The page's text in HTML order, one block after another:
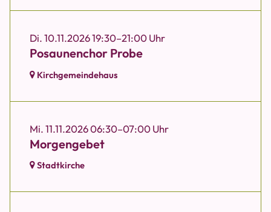
Di. 10.11.2026 19:30–21:00 Uhr
Posaunenchor Probe
Kirchgemeindehaus
Mi. 11.11.2026 06:30–07:00 Uhr
Morgengebet
Stadtkirche